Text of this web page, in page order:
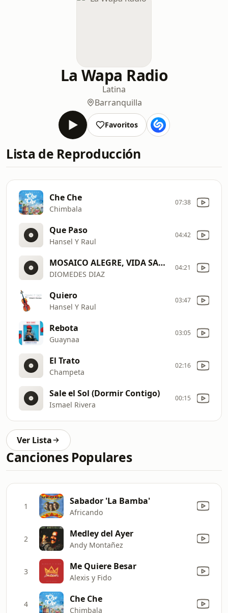
La Wapa Radio
Latina
Barranquilla
Favoritos
Lista de Reproducción
Che Che
Chimbala
07:38
Que Paso
Hansel Y Raul
04:42
MOSAICO ALEGRE, VIDA SABROSA LA VACA Y EL TORO
DIOMEDES DIAZ
04:21
Quiero
Hansel Y Raul
03:47
Rebota
Guaynaa
03:05
El Trato
Champeta
02:16
Sale el Sol (Dormir Contigo)
Ismael Rivera
00:15
Ver Lista
Canciones Populares
1 Sabador 'La Bamba'
Africando
2 Medley del Ayer
Andy Montañez
3 Me Quiere Besar
Alexis y Fido
4 Che Che
Chimbala